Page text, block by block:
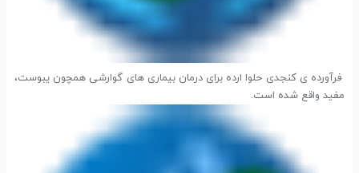
فرآورده ی کنجدی حلوا ارده برای درمان بیماری های گوارشی همچون یبوست،
مفید واقع شده است.